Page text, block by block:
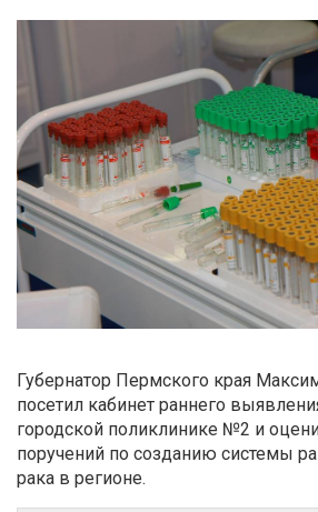
Губернатор Пермского края
посетил кабинет раннего
городской поликлинике №2 и
поручений по созданию системы
рака в регионе.